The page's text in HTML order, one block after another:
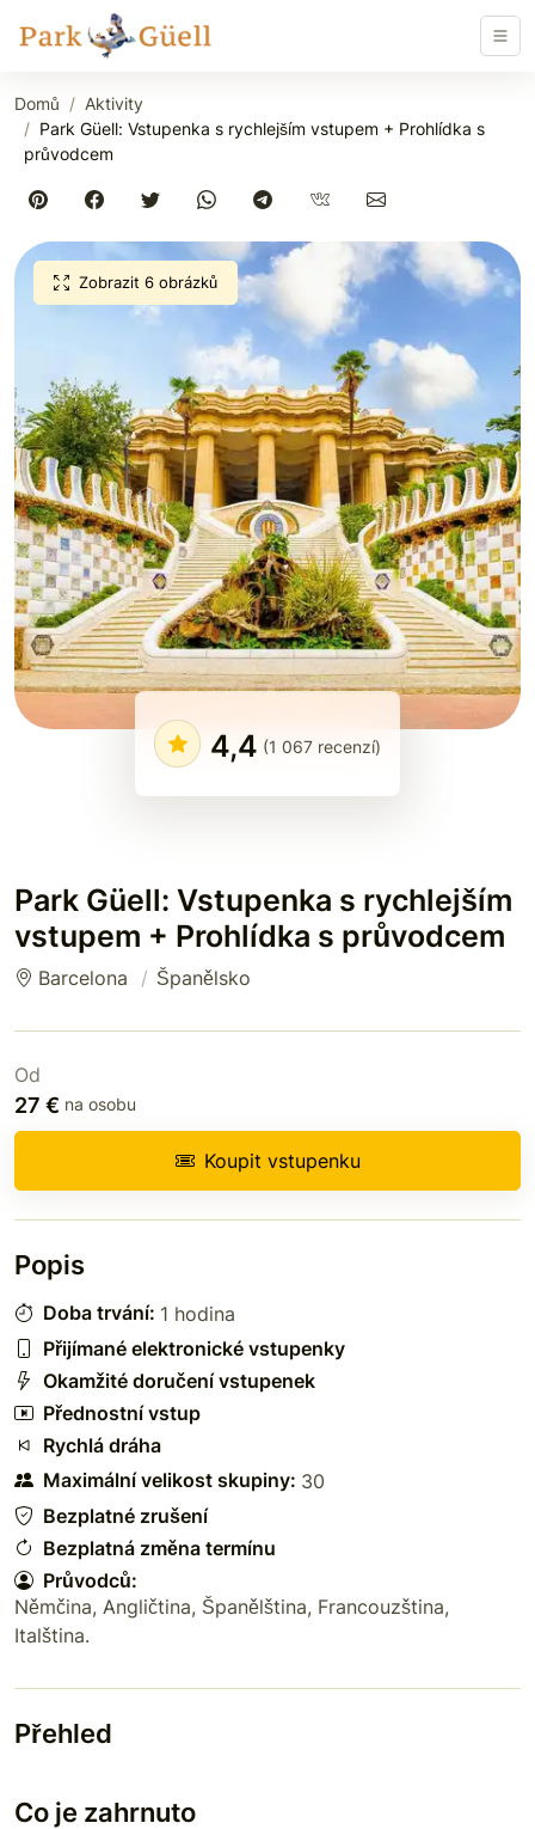
Domů
Aktivity
Park Güell: Vstupenka s rychlejším vstupem + Prohlídka s
průvodcem
Zobrazit 6 obrázků
4,4 (1 067 recenzí)
Park Güell: Vstupenka s rychlejším
vstupem + Prohlídka s průvodcem
Barcelona Španělsko
Od
27 € na osobu
Koupit vstupenku
Popis
Doba trvání: 1 hodina
Přijímané elektronické vstupenky
Okamžité doručení vstupenek
Přednostní vstup
Rychlá dráha
Maximální velikost skupiny: 30
Bezplatné zrušení
Bezplatná změna termínu
Průvodců:
Němčina, Angličtina, Španělština, Francouzština,
Italština.
Přehled
Co je zahrnuto